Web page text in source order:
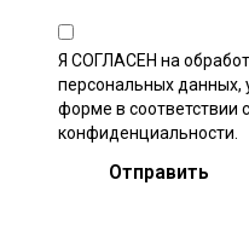
Я СОГЛАСЕН на
персональных данных,
форме в соответствии
конфиденциальности.
Отправить